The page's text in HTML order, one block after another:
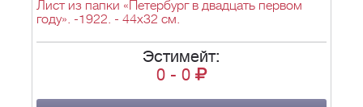
Лист из папки «Петербург в двадцать первом
году». -1922. - 44х32 см.
Эстимейт:
0 - 0